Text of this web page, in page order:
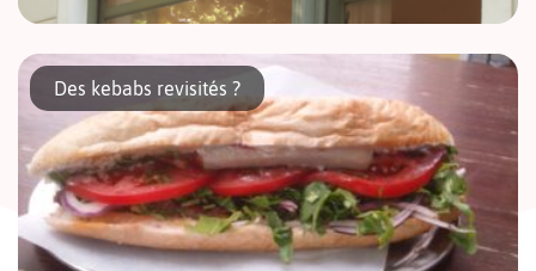
Qui résiste à un délicieux cheesecake ? La quête du parfait
gâteau fut à la fois simple et compliquée. Compliquée parce
qu’il y a sûrement autant de versions de cheesecakes […]
Des kebabs revisités ?